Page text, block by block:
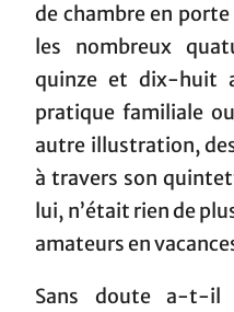
de chambre en
les nombreux
quinze et dix-huit
pratique familiale
autre illustration,
à travers son
lui, n’était rien de
amateurs en
Sans doute a-t-